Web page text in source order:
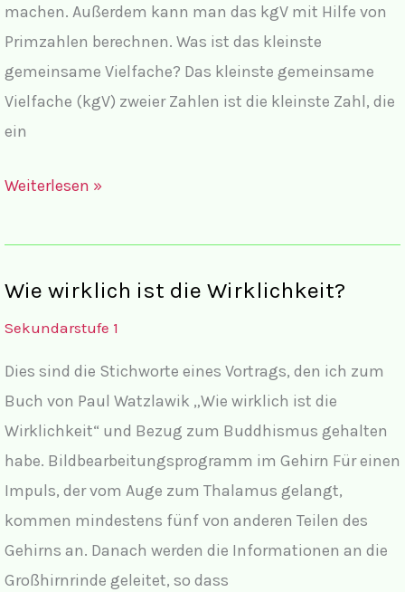
machen. Außerdem kann man das kgV mit Hilfe von
Primzahlen berechnen. Was ist das kleinste
gemeinsame Vielfache? Das kleinste gemeinsame
Vielfache (kgV) zweier Zahlen ist die kleinste Zahl, die
ein
Das
gemeinsame
(kgV)
Weiterlesen »
Wie wirklich ist die Wirklichkeit?
Sekundarstufe 1
Dies sind die Stichworte eines Vortrags, den ich zum
Buch von Paul Watzlawik „Wie wirklich ist die
Wirklichkeit“ und Bezug zum Buddhismus gehalten
habe. Bildbearbeitungsprogramm im Gehirn Für einen
Impuls, der vom Auge zum Thalamus gelangt,
kommen mindestens fünf von anderen Teilen des
Gehirns an. Danach werden die Informationen an die
Großhirnrinde geleitet, so dass